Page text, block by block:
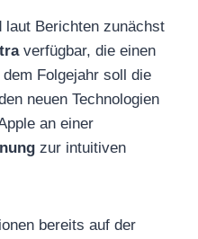
laut Berichten zunächst
verfügbar, die einen
Folgejahr soll die
neuen Technologien
an einer
zur intuitiven
bereits auf der